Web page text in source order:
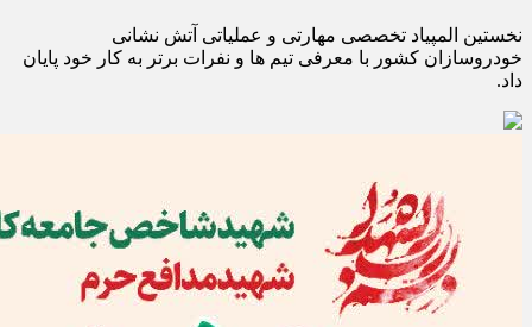
​​نخستین المپیاد تخصصی مهارتی و عملیاتی آتش نشانی
خودروسازان کشور با معرفی تیم ها و نفرات برتر به کار خود پایان
داد.